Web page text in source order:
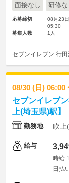
面接なし 研修な
応募締切
08月23日
05:30
募集人数
1人
セブンイレブン 行
08/30 (日) 06:00
セブンイレブ
上(埼玉県)駅】
勤務地 吹上
給与
時給
日払